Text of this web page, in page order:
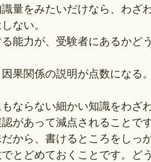
量をみたいだけなら、わざ
ない。
能力が、受験者にあるかど
果関係の説明が点数になる。
ならない細かい知識をわざ
があって減点されることです
から、書けるところをしっ
とどめておくことです。ど